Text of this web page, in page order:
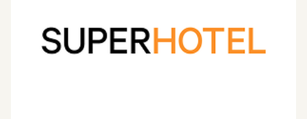
AIとの対話を通じて、
個人の能力を多角的・
顧客との商談を解析す
ることで、個人・企業
に対する顧客の評価や